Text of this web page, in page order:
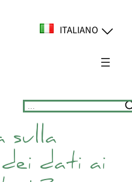
ITALIANO
Suchen
sulla
dati ai